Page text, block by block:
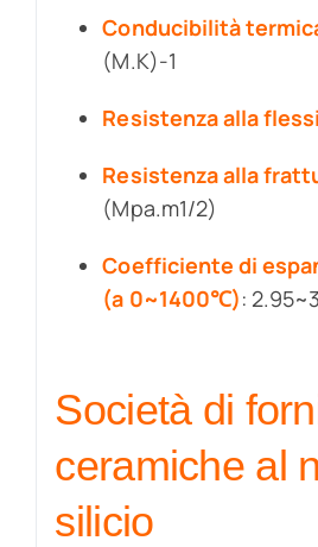
Conducibilità
(M.K)-1
Resistenza alla
Resistenza alla
(Mpa.m1/2)
Coefficiente di
(a 0~1400℃):
Società di
ceramiche al
silicio